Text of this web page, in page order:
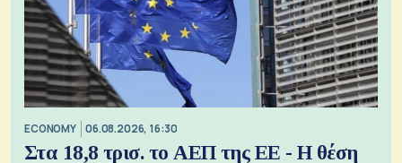
ECONOMY 06.08.2026, 16:30
Στα 18,8 τρισ. το ΑΕΠ της ΕΕ - Η θέση